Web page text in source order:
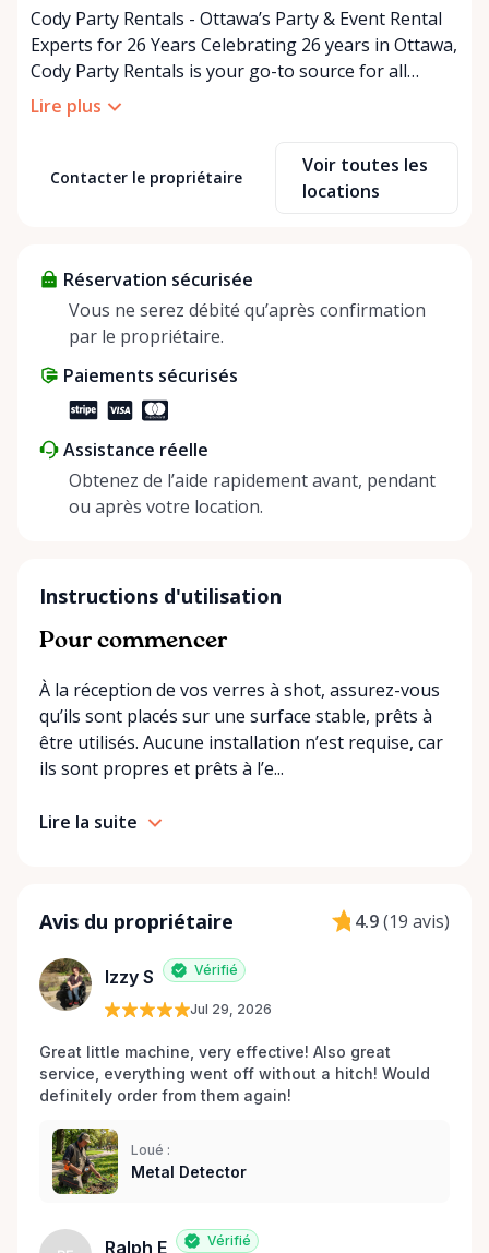
Cody Party Rentals - Ottawa’s Party & Event Rental
Experts for 26 Years Celebrating 26 years in Ottawa,
Cody Party Rentals is your go-to source for all
things party and event rentals. We’re proud to be a
partner of Rent Anything, expanding our offerings
At Cody Party Rentals, we believe in the power of
sharing—giving others the chance to rent out their
helping people enjoy more for less while making a
positive impact on the environment. By choosing to
share instead of buy, we’re all doing our part to
Lire plus
Contacter le propriétaire
Voir toutes les
locations
Réservation sécurisée
Vous ne serez débité qu’après confirmation
par le propriétaire.
Paiements sécurisés
Assistance réelle
Obtenez de l’aide rapidement avant, pendant
ou après votre location.
Instructions d'utilisation
Pour commencer
À la réception de vos verres à shot, assurez-vous
qu’ils sont placés sur une surface stable, prêts à
être utilisés. Aucune installation n’est requise, car
ils sont propres et prêts à l’e...
Lire la suite
Avis du propriétaire 4.9(19 avis)
Izzy S Vérifié
Jul 29, 2026
Great little machine, very effective! Also great
service, everything went off without a hitch! Would
definitely order from them again!
Loué :
Metal Detector
Ralph E Vérifié